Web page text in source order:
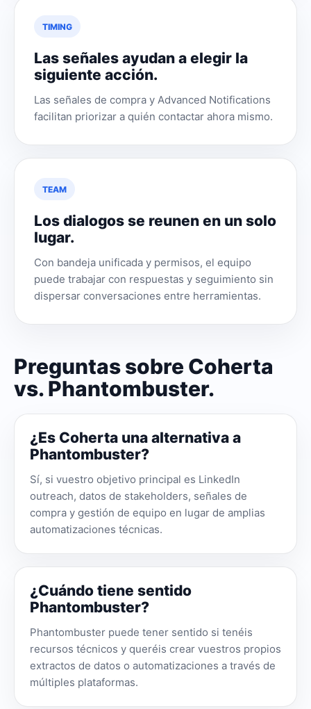
TIMING
Las señales ayudan a elegir la
siguiente acción.
Las señales de compra y Advanced Notifications
facilitan priorizar a quién contactar ahora mismo.
TEAM
Los dialogos se reunen en un solo
lugar.
Con bandeja unificada y permisos, el equipo
puede trabajar con respuestas y seguimiento sin
dispersar conversaciones entre herramientas.
Preguntas sobre Coherta
vs. Phantombuster.
¿Es Coherta una alternativa a
Phantombuster?
Sí, si vuestro objetivo principal es LinkedIn
outreach, datos de stakeholders, señales de
compra y gestión de equipo en lugar de amplias
automatizaciones técnicas.
¿Cuándo tiene sentido
Phantombuster?
Phantombuster puede tener sentido si tenéis
recursos técnicos y queréis crear vuestros propios
extractos de datos o automatizaciones a través de
múltiples plataformas.